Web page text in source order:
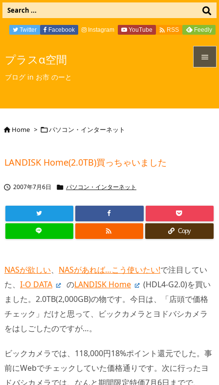
プラスα空間
ブログ in お市 のーと

Twitter Facebook Instagram YouTube  RSS Feedly
Home > パソコン・インターネット
LANDISK Home(2.0TB)買っちゃいました
 2007年7月6日  パソコン・インターネット
 Copy
NASが欲しい、 NASがあれば…こう使いたい!で注目してい
た、 I-O DATA のLANDISK Home
(HDL4-G2.0)を買い
ました。2.0TB(2,000GB)の物です。今日は、「店頭で価格
チェック」だけと思って、ビックカメラとヨドバシカメラ
をはしごしたのですが…。
ビックカメラでは、118,000円18%ポイント還元でした。事
前にWebでチェックしていた価格通りです。次に行ったヨ
ドバシカメラでは、なんと期間限定特価7月6日までで、